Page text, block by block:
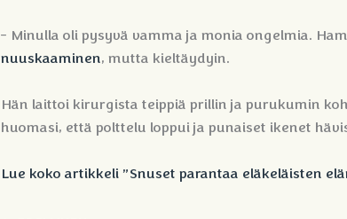
- Minulla oli pysyvä vamma ja monia ongelmia.
nuuskaaminen, mutta kieltäydyin.
Hän laittoi kirurgista teippiä prillin ja purukumin
huomasi, että polttelu loppui ja punaiset ikenet
Lue koko artikkeli ”Snuset parantaa eläkeläisten